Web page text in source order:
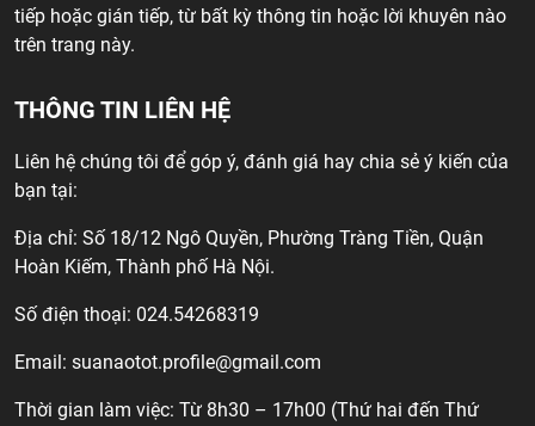
tiếp hoặc gián tiếp, từ bất kỳ thông tin hoặc lời khuyên nào
trên trang này.
THÔNG TIN LIÊN HỆ
Liên hệ chúng tôi để góp ý, đánh giá hay chia sẻ ý kiến của
bạn tại:
Địa chỉ: Số 18/12 Ngô Quyền, Phường Tràng Tiền, Quận
Hoàn Kiếm, Thành phố Hà Nội.
Số điện thoại: 024.54268319
Email: suanaotot.profile@gmail.com
Thời gian làm việc: Từ 8h30 – 17h00 (Thứ hai đến Thứ